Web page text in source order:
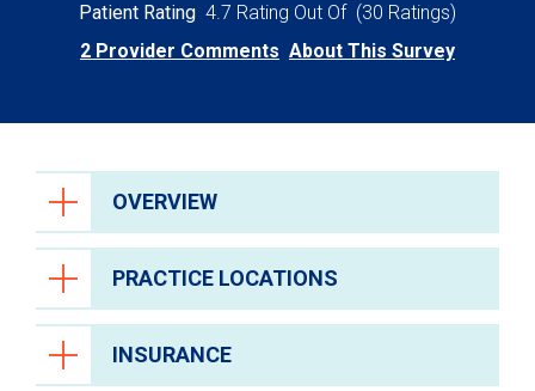
Patient Rating 4.7 Rating Out Of (30 Ratings)
2 Provider Comments About This Survey
OVERVIEW
PRACTICE LOCATIONS
INSURANCE